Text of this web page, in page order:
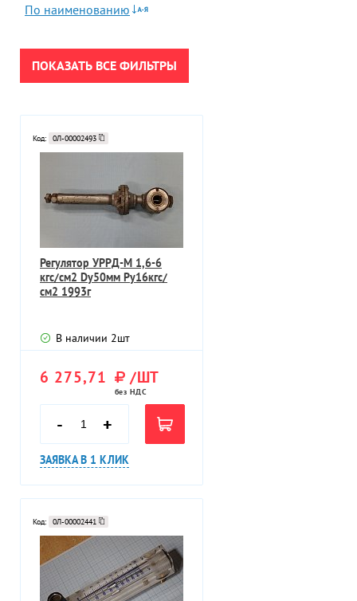
По наименованию
ПОКАЗАТЬ ВСЕ ФИЛЬТРЫ
Код: 0Л-00002493
Регулятор УРРД-М 1,6-6
кгс/см2 Dу50мм Ру16кгс/
см2 1993г
В наличии 2шт
6 275,71 /ШТ
без НДС
- +
ЗАЯВКА В 1 КЛИК
Код: 0Л-00002441